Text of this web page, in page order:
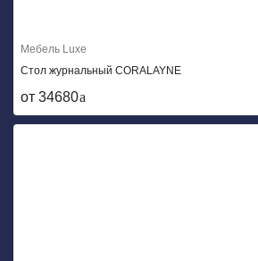
Мебель Luxe
Стол журнальный CORALAYNE
от 34680